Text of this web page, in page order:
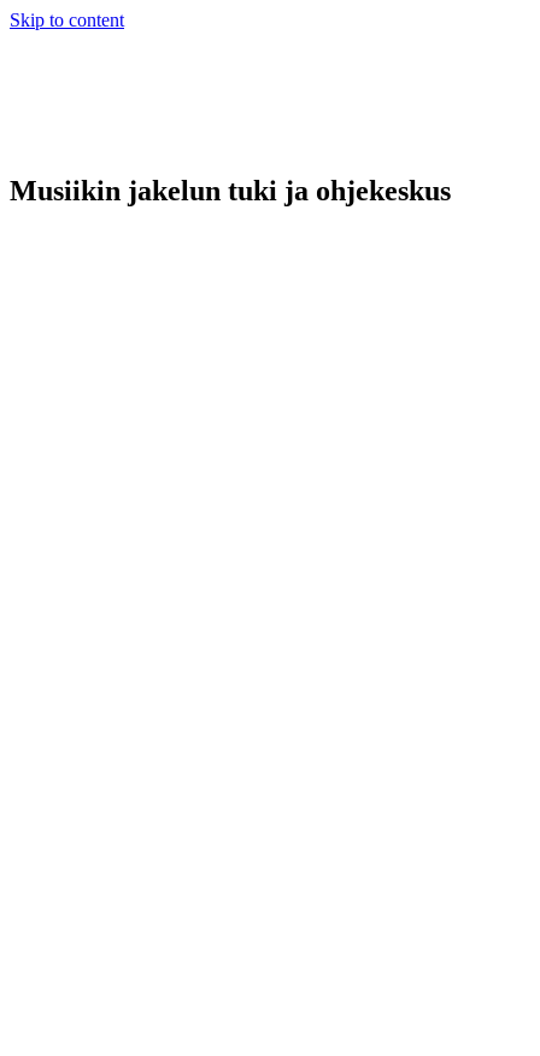
Skip to content
Musiikin jakelun tuki ja ohjekeskus